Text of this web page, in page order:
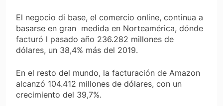
El negocio di base, el comercio online, continua a
basarse en gran medida en Norteamérica, dónde
facturó l pasado año 236.282 millones de
dólares, un 38,4% más del 2019.
En el resto del mundo, la facturación de Amazon
alcanzó 104.412 millones de dólares, con un
crecimiento del 39,7%.